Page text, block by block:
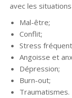
avec les
Mal-être;
Conflit;
Stress
Angoisse et
Dépression;
Burn-out;
Traumatismes.